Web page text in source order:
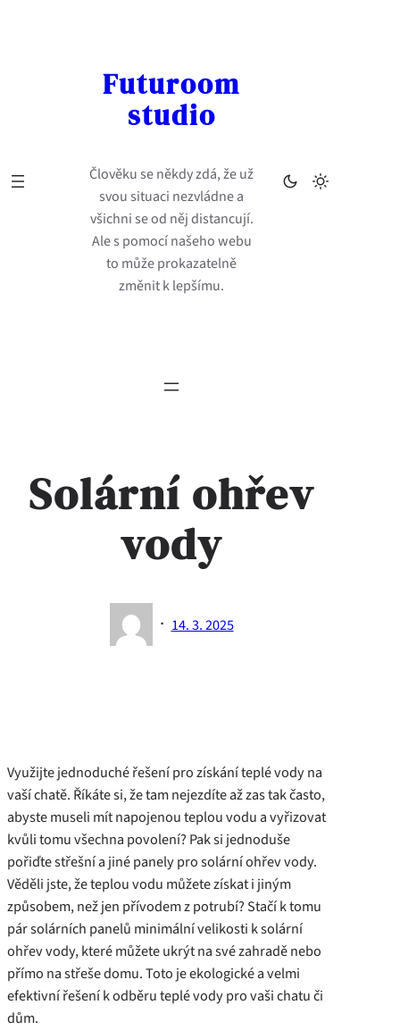
Futuroom
studio
Člověku se někdy zdá, že už
svou situaci nezvládne a
všichni se od něj distancují.
Ale s pomocí našeho webu
to může prokazatelně
změnit k lepšímu.
Solární ohřev
vody
· 14. 3. 2025
Využijte jednoduché řešení pro získání teplé vody na
vaší chatě. Říkáte si, že tam nejezdíte až zas tak často,
abyste museli mít napojenou teplou vodu a vyřizovat
kvůli tomu všechna povolení? Pak si jednoduše
pořiďte střešní a jiné panely pro solární ohřev vody.
Věděli jste, že teplou vodu můžete získat i jiným
způsobem, než jen přívodem z potrubí? Stačí k tomu
pár solárních panelů minimální velikosti k solární
ohřev vody, které můžete ukrýt na své zahradě nebo
přímo na střeše domu. Toto je ekologické a velmi
efektivní řešení k odběru teplé vody pro vaši chatu či
dům.